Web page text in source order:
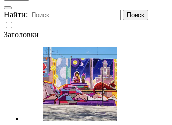
Найти:
Заголовки